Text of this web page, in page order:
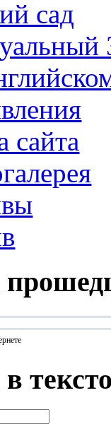
сад
сайта